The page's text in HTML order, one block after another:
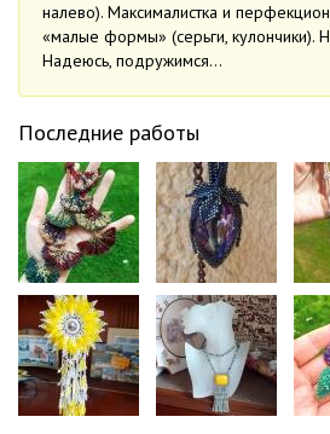
налево). Максималистка и
«малые формы» (серьги, кулончики).
Надеюсь, подружимся…
Последние работы